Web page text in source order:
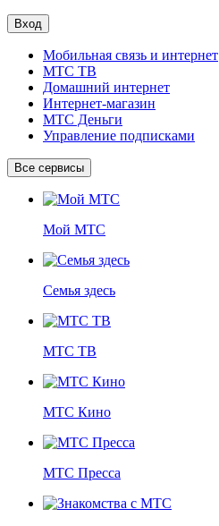
Вход
Мобильная связь и интернет
МТС ТВ
Домашний интернет
Интернет-магазин
МТС Деньги
Управление подписками
Все сервисы
Мой МТС
Семья здесь
МТС ТВ
МТС Кино
МТС Пресса